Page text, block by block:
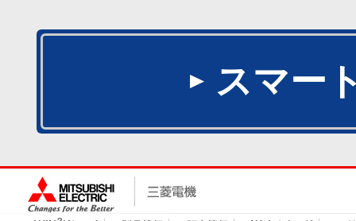
スマー